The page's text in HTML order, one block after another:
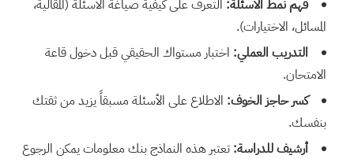
فهم نمط الأسئلة: التعرف على كيفية صياغة الأسئلة (المقالية،
المسائل، الاختيارات).
التدريب العملي: اختبار مستواك الحقيقي قبل دخول قاعة
الامتحان.
كسر حاجز الخوف: الاطلاع على الأسئلة مسبقاً يزيد من ثقتك
بنفسك.
أرشيف للدراسة: تعتبر هذه النماذج بنك معلومات يمكن الرجوع